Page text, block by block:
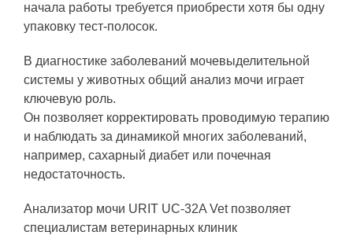
начала работы требуется приобрести хотя бы одну
упаковку тест-полосок.
В диагностике заболеваний мочевыделительной
системы у животных общий анализ мочи играет
ключевую роль.
Он позволяет корректировать проводимую терапию
и наблюдать за динамикой многих заболеваний,
например, сахарный диабет или почечная
недостаточность.
Анализатор мочи URIT UC-32A Vet позволяет
специалистам ветеринарных клиник